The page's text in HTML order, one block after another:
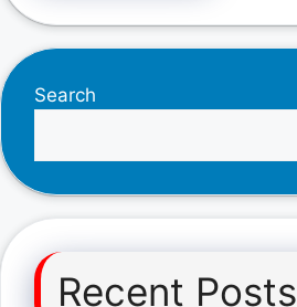
Search
Recent Posts